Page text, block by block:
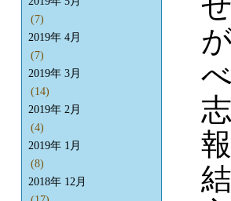
(7)
2019年 4月
(7)
2019年 3月
(14)
2019年 2月
(4)
2019年 1月
(8)
2018年 12月